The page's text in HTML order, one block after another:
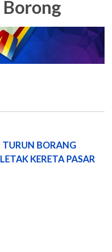
BORANG
KERETA PASAR